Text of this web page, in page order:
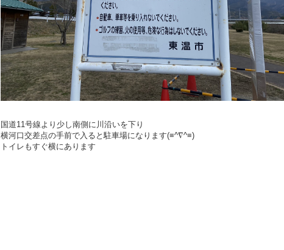
国道11号線より少し南側に川沿いを下り
横河口交差点の手前で入ると駐車場になります(≡^∇^≡)
トイレもすぐ横にあります